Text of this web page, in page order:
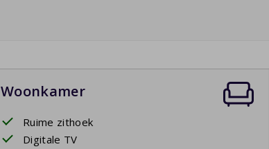
Woonkamer
Ruime zithoek
Digitale TV